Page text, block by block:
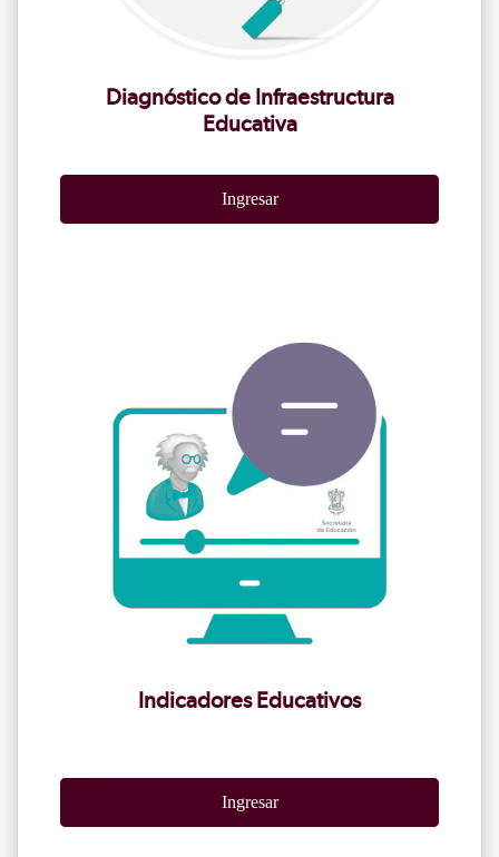
Diagnóstico de Infraestructura
Educativa
Ingresar
Indicadores Educativos
Ingresar